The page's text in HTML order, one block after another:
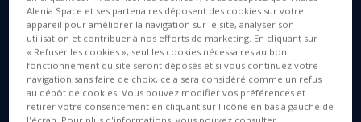
couvrira jusqu’au 15èmelancement d’un programme
qui doit s’étendre sur 30 ans. Il s’agira de livrer 30
équipements d’ici l’automne 2025, et permettre ainsi
de préparer la montée en cadence pour la phase
d’exploitation.
Alenia Space et ses partenaires déposent des cookies sur votre
appareil pour améliorer la navigation sur le site, analyser son
utilisation et contribuer à nos efforts de marketing. En cliquant sur
« Refuser les cookies », seul les cookies nécessaires au bon
fonctionnement du site seront déposés et si vous continuez votre
navigation sans faire de choix, cela sera considéré comme un refus
au dépôt de cookies. Vous pouvez modifier vos préférences et
retirer votre consentement en cliquant sur l'icône en bas à gauche de